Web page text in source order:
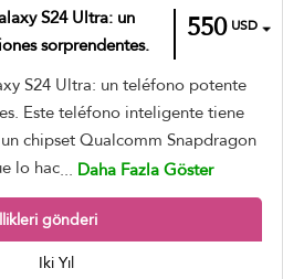
550 USD
S24 Ultra: un
sorprendentes.
S24 Ultra: un teléfono potente
Este teléfono inteligente tiene
chipset Qualcomm Snapdragon
lo hac... Daha Fazla Göster
gönderi
Iki Yıl